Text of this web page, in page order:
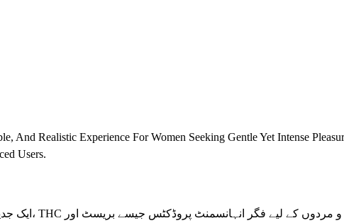
And Realistic Experience For Women Seeking Gentle Yet Intense
Users.